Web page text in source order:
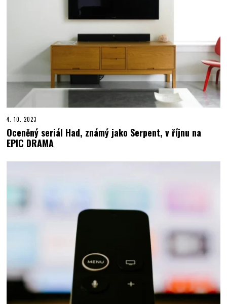
4. 10. 2023
Oceněný seriál Had, známý jako Serpent, v říjnu na
EPIC DRAMA